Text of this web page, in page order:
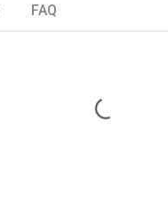
FAQ
Loading...